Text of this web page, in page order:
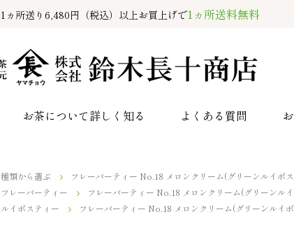
1ヵ所送り6,480円（税込）以上お買上げで1ヵ所送料無料
お茶について詳しく知る よくある質問
種類から選ぶ
フレーバーティー No.18 メロンクリーム(グリーンルイボ
フレーバーティー
フレーバーティー No.18 メロンクリーム(グリーンル
ルイボスティー フレーバーティー No.18 メロンクリーム(グリーンルイ